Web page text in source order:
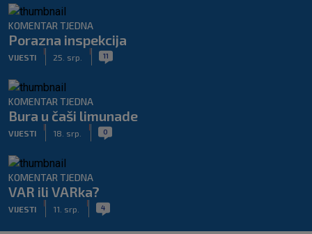
KOMENTAR TJEDNA
Porazna inspekcija
VIJESTI 25. srp. 11
KOMENTAR TJEDNA
Bura u čaši limunade
VIJESTI 18. srp. 0
KOMENTAR TJEDNA
VAR ili VARka?
VIJESTI 11. srp. 4